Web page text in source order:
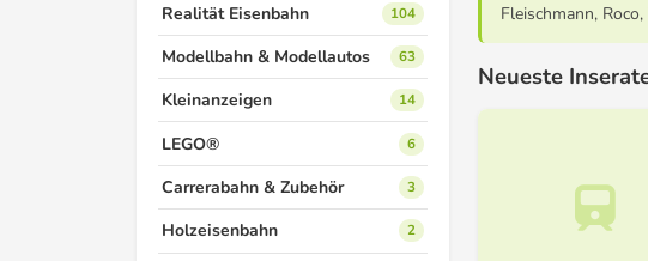
Realität Eisenbahn 104
Modellbahn & Modellautos 63
Kleinanzeigen 14
LEGO® 6
Carrerabahn & Zubehör 3
Holzeisenbahn 2
Fleischmann,
Neueste